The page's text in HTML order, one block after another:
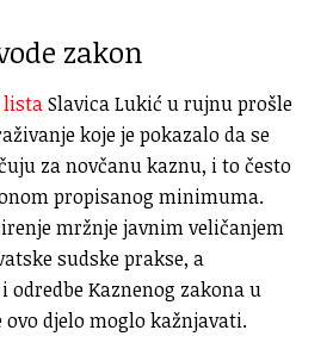
zakon
listaSlavica Lukić u rujnu prošle
koje je pokazalo da se
za novčanu kaznu, i to često
propisanog minimuma.
mržnje javnim veličanjem
sudske prakse, a
Kaznenog zakona u
djelo moglo kažnjavati.